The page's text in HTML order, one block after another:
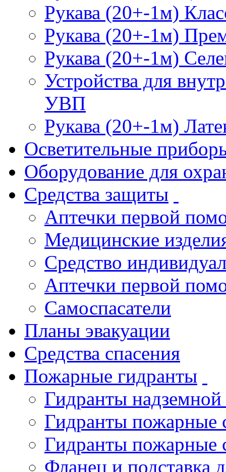
Рукава (20+-1м)
Рукава (20+-1м)
Рукава (20+-1м)
Устройства для
УВП
Рукава (20+-1м)
Осветительные
Оборудование для
Средства защиты
Аптечки первой
Медицинские
Средство
Аптечки первой
Самоспасатели
Планы эвакуации
Средства спасения
Пожарные гидранты
Гидранты
Гидранты пожарные
Гидранты пожарные
Фланец и подставка